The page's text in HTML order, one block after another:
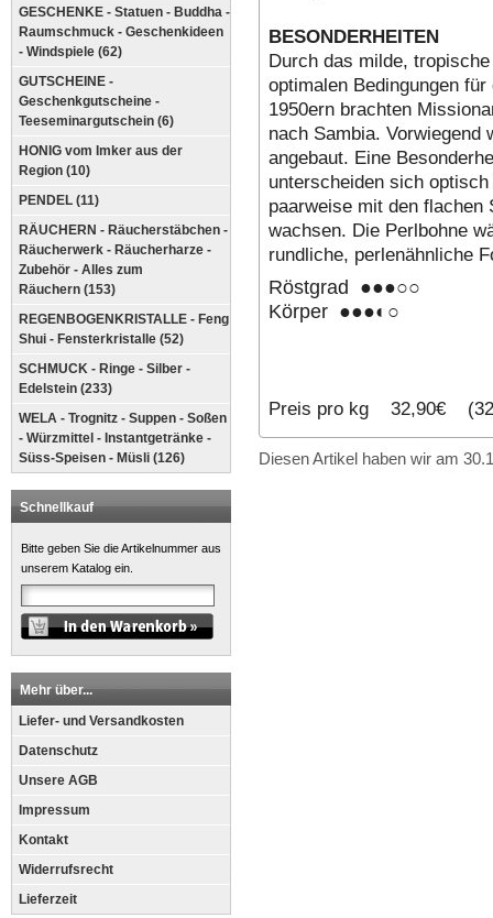
GESCHENKE - Statuen - Buddha -
Raumschmuck - Geschenkideen
- Windspiele (62)
GUTSCHEINE -
Geschenkgutscheine -
Teeseminargutschein (6)
HONIG vom Imker aus der
Region (10)
PENDEL (11)
RÄUCHERN - Räucherstäbchen -
Räucherwerk - Räucherharze -
Zubehör - Alles zum
Räuchern (153)
REGENBOGENKRISTALLE - Feng
Shui - Fensterkristalle (52)
SCHMUCK - Ringe - Silber -
Edelstein (233)
WELA - Trognitz - Suppen - Soßen
- Würzmittel - Instantgetränke -
Süss-Speisen - Müsli (126)
Schnellkauf
Bitte geben Sie die Artikelnummer aus
unserem Katalog ein.
Mehr über...
Liefer- und Versandkosten
Datenschutz
Unsere AGB
Impressum
Kontakt
Widerrufsrecht
Lieferzeit
BESONDERHEITEN
Durch das milde,
optimalen Bedingungen
1950ern brachten
nach Sambia. Vorwiegend
angebaut. Eine
unterscheiden sich
paarweise mit den flachen
wachsen. Die Perlbohne
rundliche, perlenähnliche
Röstgrad ●●●○○
Körper ●●●◐ ○
Preis pro kg 32,90€
Diesen Artikel haben wir am